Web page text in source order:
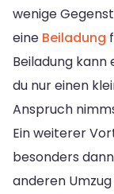
wenige
eine Beiladung
Beiladung kann
du nur einen
Anspruch
Ein weiterer
besonders
anderen